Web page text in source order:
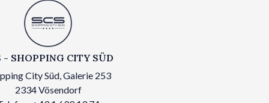
- SHOPPING CITY SÜD
City Süd, Galerie 253
2334 Vösendorf